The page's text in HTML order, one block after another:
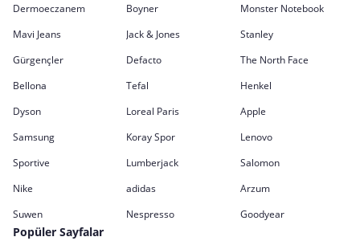
Dermoeczanem
Boyner
Monster Notebook
Mavi Jeans
Jack & Jones
Stanley
Gürgençler
Defacto
The North Face
Bellona
Tefal
Henkel
Dyson
Loreal Paris
Apple
Samsung
Koray Spor
Lenovo
Sportive
Lumberjack
Salomon
Nike
adidas
Arzum
Suwen
Nespresso Goodyear
Popüler Sayfalar